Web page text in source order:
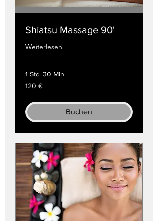
Shiatsu Massage 90'
Weiterlesen
1 Std. 30 Min.
120
Euro
120 €
Buchen